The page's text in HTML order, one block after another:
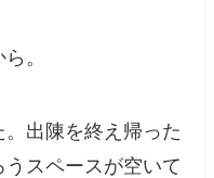
。
出陳を終え帰った
スペースが空いて